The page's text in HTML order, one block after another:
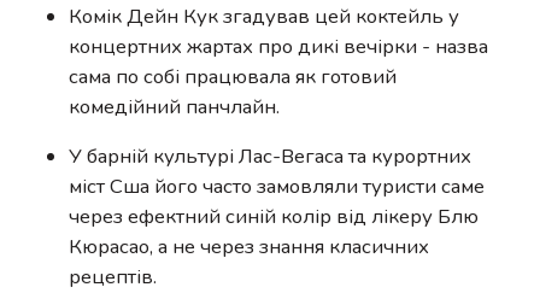
Комік Дейн Кук згадував цей коктейль у
концертних жартах про дикі вечірки - назва
сама по собі працювала як готовий
комедійний панчлайн.
У барній культурі Лас-Вегаса та курортних
міст Сша його часто замовляли туристи саме
через ефектний синій колір від лікеру Блю
Кюрасао, а не через знання класичних
рецептів.